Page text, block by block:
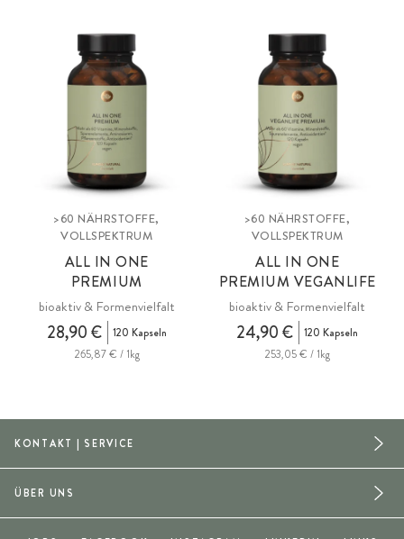
>60 NÄHRSTOFFE,
VOLLSPEKTRUM
ALL IN ONE
PREMIUM
bioaktiv & Formenvielfalt
28,90 €
120 Kapseln
265,87 € / 1kg
>60 NÄHRSTOFFE,
VOLLSPEKTRUM
ALL IN ONE
PREMIUM VEGANLIFE
bioaktiv & Formenvielfalt
24,90 €
120 Kapseln
253,05 € / 1kg
KONTAKT | SERVICE
ÜBER UNS